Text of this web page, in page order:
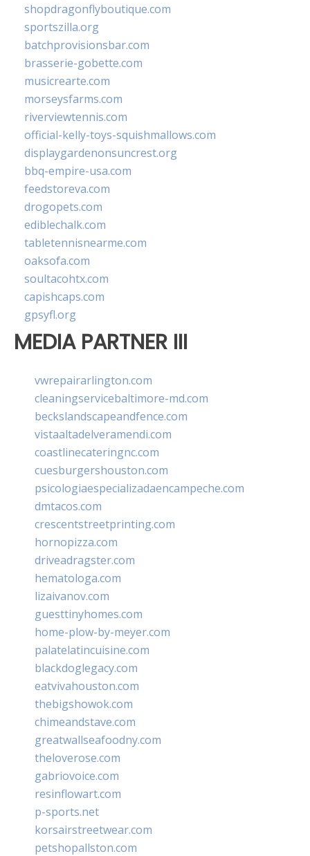
shopdragonflyboutique.com
sportszilla.org
batchprovisionsbar.com
brasserie-gobette.com
musicrearte.com
morseysfarms.com
riverviewtennis.com
official-kelly-toys-squishmallows.com
displaygardenonsuncrest.org
bbq-empire-usa.com
feedstoreva.com
drogopets.com
ediblechalk.com
tabletennisnearme.com
oaksofa.com
soultacohtx.com
capishcaps.com
gpsyfl.org
MEDIA PARTNER III
vwrepairarlington.com
cleaningservicebaltimore-md.com
beckslandscapeandfence.com
vistaaltadelveramendi.com
coastlinecateringnc.com
cuesburgershouston.com
psicologiaespecializadaencampeche.com
dmtacos.com
crescentstreetprinting.com
hornopizza.com
driveadragster.com
hematologa.com
lizaivanov.com
guesttinyhomes.com
home-plow-by-meyer.com
palatelatincuisine.com
blackdoglegacy.com
eatvivahouston.com
thebigshowok.com
chimeandstave.com
greatwallseafoodny.com
theloverose.com
gabriovoice.com
resinflowart.com
p-sports.net
korsairstreetwear.com
petshopallston.com